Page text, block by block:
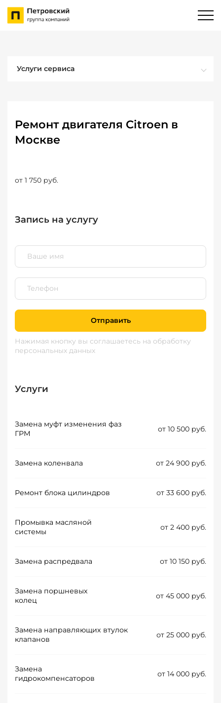
Услуги сервиса
Ремонт двигателя Citroen в
Москве
от 1 750 руб.
Запись на услугу
Отправить
Нажимая кнопку вы соглашаетесь на обработку
персональных данных
Услуги
Замена муфт изменения фаз
ГРМ
от 10 500 руб.
Замена коленвала от 24 900 руб.
Ремонт блока цилиндров от 33 600 руб.
Промывка масляной
системы
от 2 400 руб.
Замена распредвала от 10 150 руб.
Замена поршневых
колец
от 45 000 руб.
Замена направляющих втулок
клапанов
от 25 000 руб.
Замена
гидрокомпенсаторов
от 14 000 руб.